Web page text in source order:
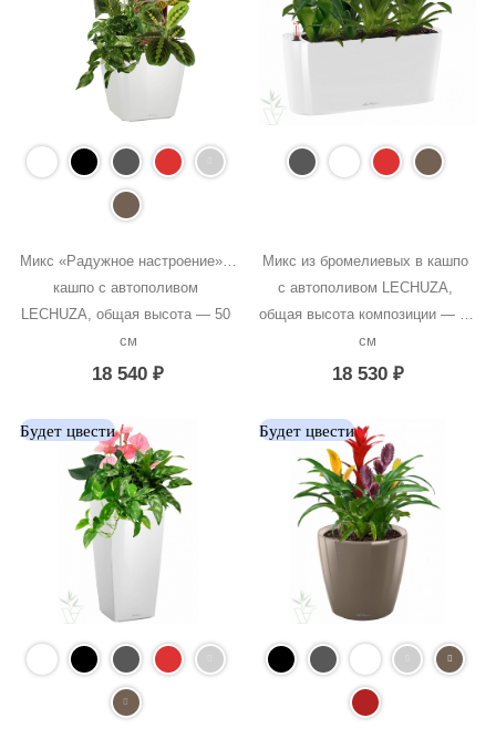
Микс «Радужное настроение» в
кашпо с автополивом
LECHUZA, общая высота — 50
см
18 540₽
Микс из бромелиевых в кашпо
с автополивом LECHUZA,
общая высота композиции — 50
см
18 530 ₽
Будет цвести Будет цвести